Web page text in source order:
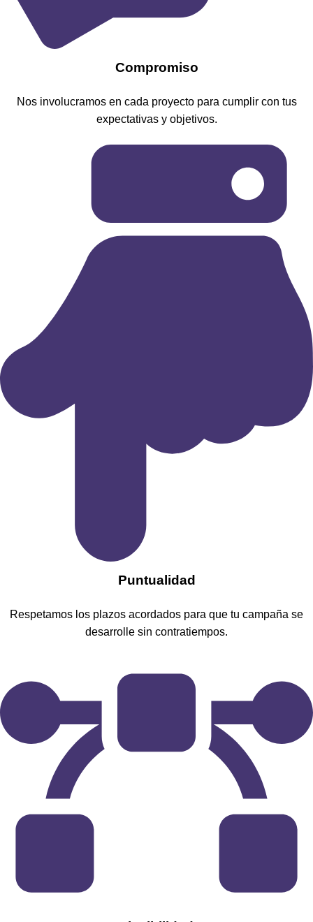
​Compromiso
Nos involucramos en cada proyecto para cumplir con tus
expectativas y objetivos.
​Puntualidad
Respetamos los plazos acordados para que tu campaña se
desarrolle sin contratiempos.